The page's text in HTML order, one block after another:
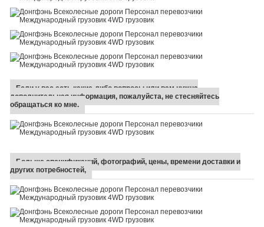
Если у вас есть какие-либо вопросы или вам нужна
дополнительная информация, пожалуйста, не стесняйтесь
обращаться ко мне.
Больше спецификаций, фотографий, цены, времени доставки и
других потребностей,